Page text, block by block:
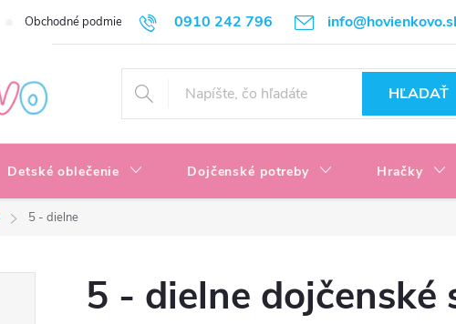
0910 242 796
Obchodné podmienky Podmienky ochrany osobných údajov
HĽADAŤ
Detské oblečenie Dojčenské potreby Hračky
5 - dielne
5 - dielne dojčenské